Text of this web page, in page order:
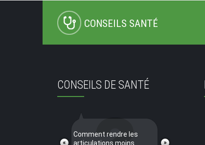
CONSEILS SANTÉ
CONSEILS DE SANTÉ
Comment rendre les
articulations moins